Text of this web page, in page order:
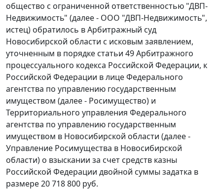
общество с ограниченной ответственностью "ДВП-
Недвижимость" (далее - ООО "ДВП-Недвижимость",
истец) обратилось в Арбитражный суд
Новосибирской области с исковым заявлением,
уточненным в порядке статьи 49Арбитражного
процессуального кодекса Российской Федерации, к
Российской Федерации в лице Федерального
агентства по управлению государственным
имуществом (далее - Росимущество) и
Территориального управления Федерального
агентства по управлению государственным
имуществом в Новосибирской области (далее -
Управление Росимущества в Новосибирской
области) о взыскании за счет средств казны
Российской Федерации двойной суммы задатка в
размере 20 718 800 руб.